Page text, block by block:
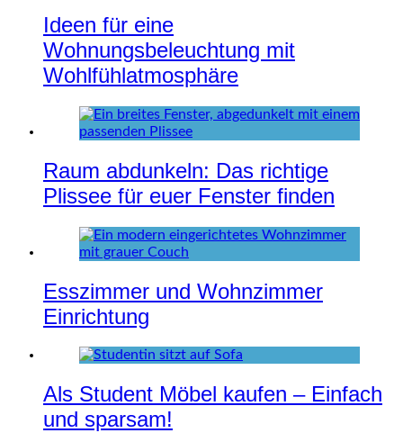
Ideen für eine
Wohnungsbeleuchtung mit
Wohlfühlatmosphäre
Raum abdunkeln: Das richtige
Plissee für euer Fenster finden
Esszimmer und Wohnzimmer
Einrichtung
Als Student Möbel kaufen – Einfach
und sparsam!